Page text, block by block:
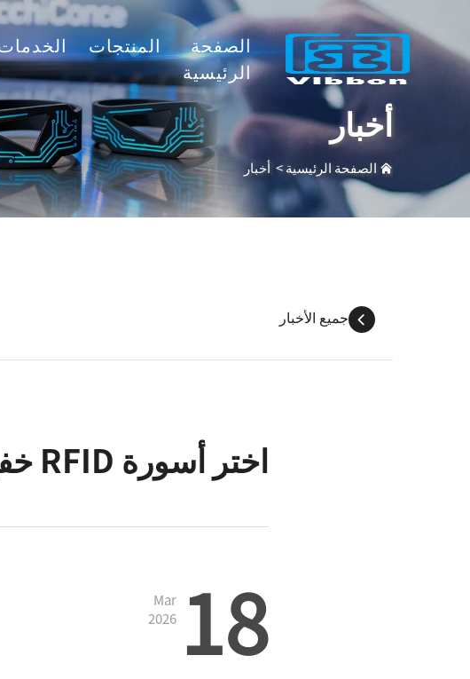
الصفحة
الرئيسية
المنتجات
أخبار
الصفحة الرئيسية> أخبار
جميع الأخبار
اختر أسورة RFID خفيفة الوزن لارتداء مريح.
18
Mar
2026